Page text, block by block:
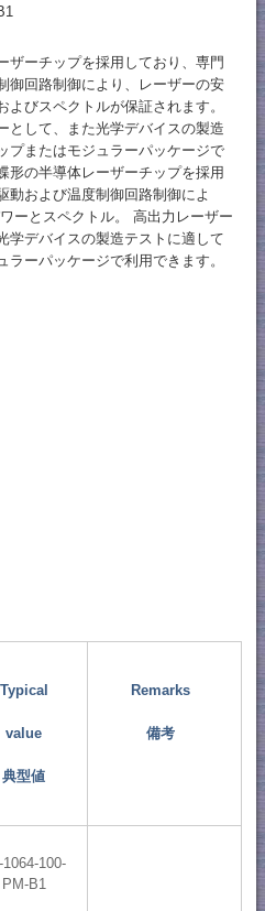
ザーチップを採用しており、専門
御回路制御により、レーザーの安
びスペクトルが保証されます。
として、また光学デバイスの製造
プまたはモジュラーパッケージで
形の半導体レーザーチップを採用
動および温度制御回路制御によ
ーとスペクトル。 高出力レーザー
学デバイスの製造テストに適して
ーパッケージで利用できます。
Typical
value
典型値
Remarks
備考
1064-100-
PM-B1